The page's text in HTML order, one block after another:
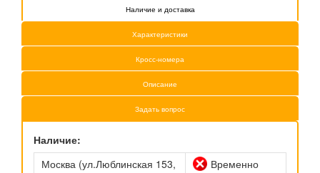
Наличие и доставка
Характеристики
Кросс-номера
Описание
Задать вопрос
Наличие:
Москва (ул.Люблинская 153,
Временно